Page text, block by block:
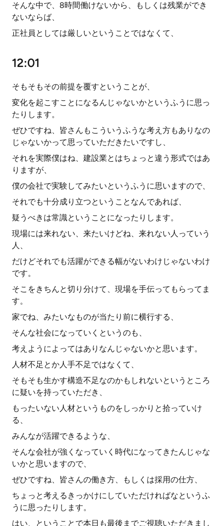
そんな中で、8時間働けないから、もしくは残業ができ
ないならば、
正社員としては厳しいということではなくて、
12:01
そもそもその前提を覆すということが、
変化を起こすことになるんじゃないかというふうに思っ
たりします。
ぜひですね、皆さんもこういうふうな考え方もありなの
じゃないかって思っていただきたいですし、
それを実際僕はね、建設業とはちょっと違う形式ではあ
りますが、
僕の会社で実験してみたいというふうに思いますので、
それでも十分成り立つということなんであれば、
疑うべきは常識ということになったりします。
現場には来れない、来たいけどね、来れない人っていう
人、
だけどそれでも活躍ができる幅がないわけじゃないわけ
です。
そこをきちんと切り分けて、現場を手伝ってもらってま
す。
家でね、みたいなものが当たり前に横行する、
そんな社会になっていくというのも、
考えようによってはありなんじゃないかと思います。
人材不足とか人手不足ではなくて、
そもそも生かす構造不足なのかもしれないというところ
に疑いを持っていただき、
もったいない人材というものをしっかりと拾っていけ
る、
みんなが活躍できるような、
そんな会社が強くなっていく時代になってきたんじゃな
いかと思いますので、
ぜひですね、皆さんの働き方、もしくは採用の仕方、
ちょっと考えるきっかけにしていただければなというふ
うに思ったりします。
はい、ということで本日も最後までご視聴いただきまし